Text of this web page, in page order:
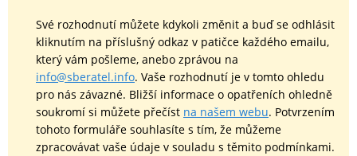
Své rozhodnutí můžete kdykoli změnit a buď se odhlásit
kliknutím na příslušný odkaz v patičce každého emailu,
který vám pošleme, anebo zprávou na
info@sberatel.info. Vaše rozhodnutí je v tomto ohledu
pro nás závazné. Bližší informace o opatřeních ohledně
soukromí si můžete přečíst na našem webu. Potvrzením
tohoto formuláře souhlasíte s tím, že můžeme
zpracovávat vaše údaje v souladu s těmito podmínkami.